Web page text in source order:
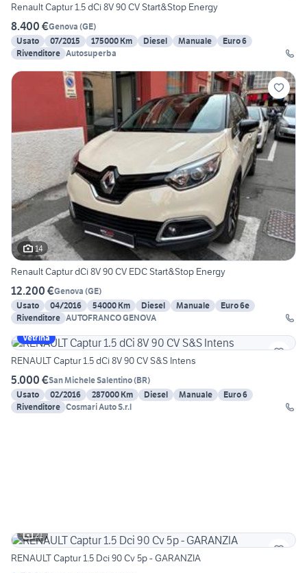
Renault Captur 1.5 dCi 8V 90 CV Start&Stop Energy
8.400 €Genova (GE)
Usato
07/2015 175000 Km Diesel Manuale
Euro 6
Rivenditore Autosuperba
14
Renault Captur dCi 8V 90 CV EDC Start&Stop Energy
12.200 €Genova (GE)
Usato
04/2016 54000 Km Diesel Manuale
Euro 6e
Rivenditore AUTOFRANCO GENOVA
Vetrina
RENAULT Captur 1.5 dCi 8V 90 CV S&S Intens
5.000 €San Michele Salentino(BR)
Usato
02/2016 287000 Km Diesel Manuale
Euro 6
Rivenditore Cosmari Auto S.r.l
21
RENAULT Captur 1.5 Dci 90 Cv 5p - GARANZIA